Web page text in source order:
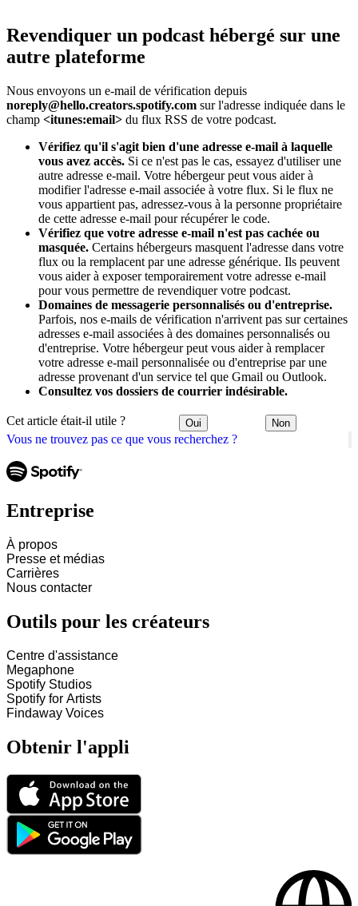
Vous ne trouvez pas ce que vous recherchez ?
Revendiquer un podcast hébergé sur une
autre plateforme
Nous envoyons un e-mail de vérification depuis
noreply@hello.creators.spotify.com sur l'adresse indiquée dans le
champ <itunes:email> du flux RSS de votre podcast.
Vérifiez qu'il s'agit bien d'une adresse e-mail à laquelle
vous avez accès. Si ce n'est pas le cas, essayez d'utiliser une
autre adresse e-mail. Votre hébergeur peut vous aider à
modifier l'adresse e-mail associée à votre flux. Si le flux ne
vous appartient pas, adressez-vous à la personne propriétaire
de cette adresse e-mail pour récupérer le code.
Vérifiez que votre adresse e-mail n'est pas cachée ou
masquée. Certains hébergeurs masquent l'adresse dans votre
flux ou la remplacent par une adresse générique. Ils peuvent
vous aider à exposer temporairement votre adresse e-mail
pour vous permettre de revendiquer votre podcast.
Domaines de messagerie personnalisés ou d'entreprise.
Parfois, nos e-mails de vérification n'arrivent pas sur certaines
adresses e-mail associées à des domaines personnalisés ou
d'entreprise. Votre hébergeur peut vous aider à remplacer
votre adresse e-mail personnalisée ou d'entreprise par une
adresse provenant d'un service tel que Gmail ou Outlook.
Consultez vos dossiers de courrier indésirable.
Cet article était-il utile ? Oui Non
Entreprise
À propos
Presse et médias
Carrières
Nous contacter
Outils pour les créateurs
Centre d'assistance
Megaphone
Spotify Studios
Spotify for Artists
Findaway Voices
Obtenir l'appli